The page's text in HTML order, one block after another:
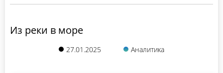
Из реки в море
27.01.2025 Аналитика